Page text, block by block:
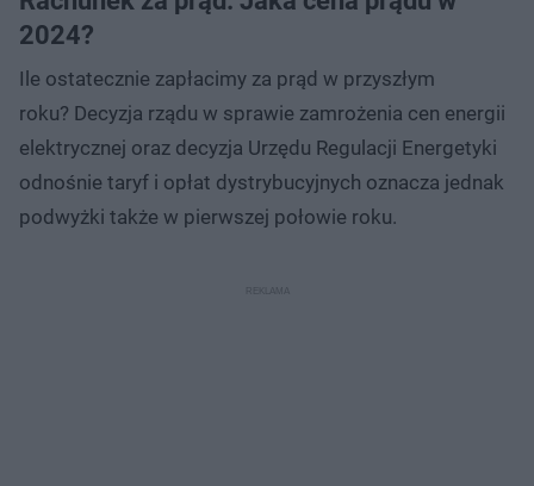
2024?
Ile ostatecznie zapłacimy za prąd w przyszłym
roku? Decyzja rządu w sprawie zamrożenia cen energii
elektrycznej oraz decyzja Urzędu Regulacji Energetyki
odnośnie taryf i opłat dystrybucyjnych oznacza jednak
podwyżki także w pierwszej połowie roku.